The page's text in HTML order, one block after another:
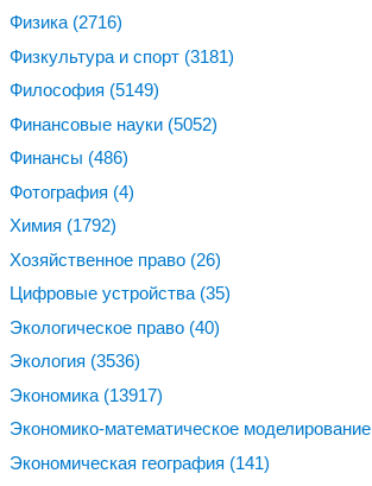
Физика (2716)
Физкультура и спорт (3181)
Философия (5149)
Финансовые науки (5052)
Финансы (486)
Фотография (4)
Химия (1792)
Хозяйственное право (26)
Цифровые устройства (35)
Экологическое право (40)
Экология (3536)
Экономика (13917)
Экономико-математическое моделирование
Экономическая география (141)